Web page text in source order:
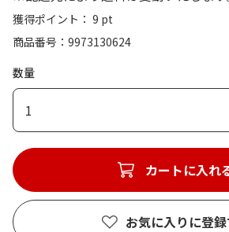
獲得ポイント： 9 pt
商品番号
9973130624
数量
1
カートに入れ
お気に入りに登